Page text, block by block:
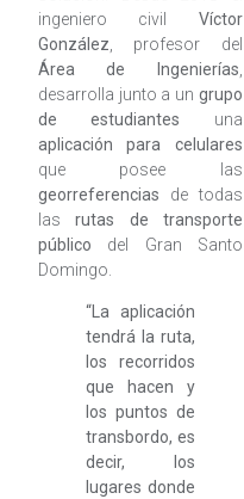
ingeniero civil Víctor
González , profesor del
Área de Ingenierías
desarrolla junto a un grupo
de estudiantes una
aplicación para celulares
que posee las
georreferencias de todas
lasrutas de transporte
público del Gran Santo
Domingo.
“La aplicación
tendrá la ruta,
los recorridos
que hacen y
los puntos de
transbordo, es
decir, los
lugares donde